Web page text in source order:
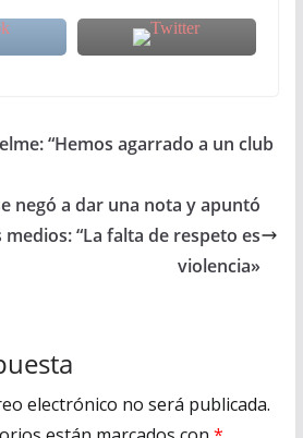
“Hemos agarrado a un club
negó a dar una nota y apuntó
“La falta de respeto es
violencia»
electrónico no será publicada.